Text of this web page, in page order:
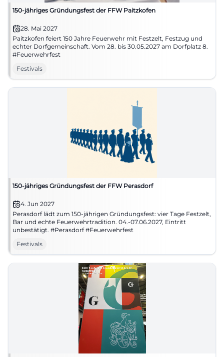
150-jähriges Gründungsfest der FFW Paitzkofen
28. Mai 2027
Paitzkofen feiert 150 Jahre Feuerwehr mit Festzelt, Festzug und
echter Dorfgemeinschaft. Vom 28. bis 30.05.2027 am Dorfplatz 8.
#Feuerwehrfest
Festivals
150-jähriges Gründungsfest der FFW Perasdorf
4. Jun 2027
Perasdorf lädt zum 150-jährigen Gründungsfest: vier Tage Festzelt,
Bar und echte Feuerwehrtradition. 04.-07.06.2027, Eintritt
unbestätigt. #Perasdorf #Feuerwehrfest
Festivals